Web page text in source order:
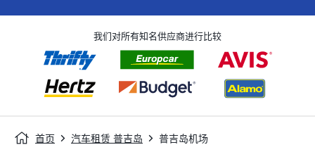
我们对所有知名供应商进行比较
首页 汽车租赁 普吉岛 普吉岛机场